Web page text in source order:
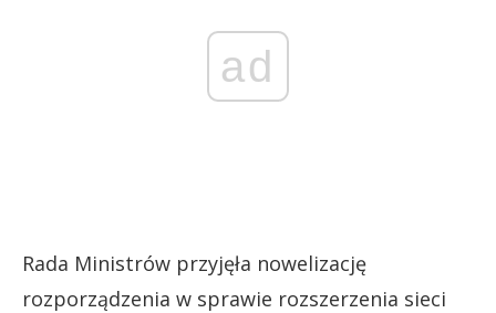
ad
Rada Ministrów przyjęła nowelizację
rozporządzenia w sprawie rozszerzenia sieci